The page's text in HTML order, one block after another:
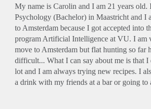
My name is Carolin and I am 21 years old.
Psychology (Bachelor) in Maastricht and I
to Amsterdam because I got accepted into
program Artificial Intelligence at VU. I am
move to Amsterdam but flat hunting so far
difficult... What I can say about me is that I
lot and I am always trying new recipes. I
a drink with my friends at a bar or going to